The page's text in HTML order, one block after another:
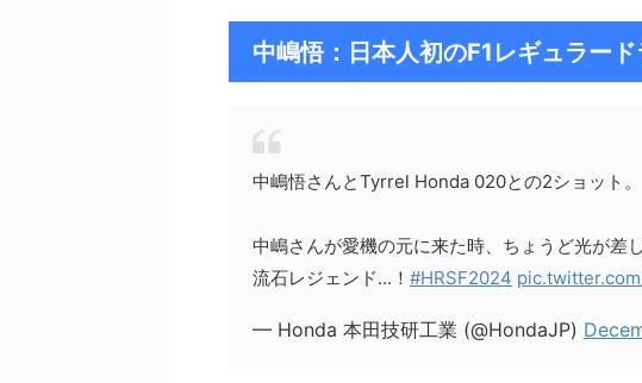
中嶋悟：日本人初のF1レギュラー
中嶋悟さんとTyrrel Honda 020との2ショット。
中嶋さんが愛機の元に来た時、ちょうど光が差
流石レジェンド...！ #HRSF2024
— Honda 本田技研工業 (@HondaJP)